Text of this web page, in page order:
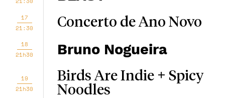
17
21:30
Concerto de Ano Novo
18
21h30
Bruno Nogueira
19
21h30
Birds Are Indie + Spicy
Noodles